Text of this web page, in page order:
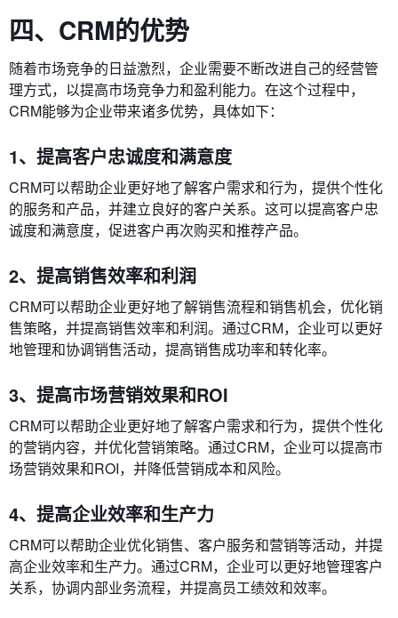
四、CRM的优势
随着市场竞争的日益激烈，企业需要不断改进自己的经营管
理方式，以提高市场竞争力和盈利能力。在这个过程中，
CRM能够为企业带来诸多优势，具体如下：
1、提高客户忠诚度和满意度
CRM可以帮助企业更好地了解客户需求和行为，提供个性化
的服务和产品，并建立良好的客户关系。这可以提高客户忠
诚度和满意度，促进客户再次购买和推荐产品。
2、提高销售效率和利润
CRM可以帮助企业更好地了解销售流程和销售机会，优化销
售策略，并提高销售效率和利润。通过CRM，企业可以更好
地管理和协调销售活动，提高销售成功率和转化率。
3、提高市场营销效果和ROI
CRM可以帮助企业更好地了解客户需求和行为，提供个性化
的营销内容，并优化营销策略。通过CRM，企业可以提高市
场营销效果和ROI，并降低营销成本和风险。
4、提高企业效率和生产力
CRM可以帮助企业优化销售、客户服务和营销等活动，并提
高企业效率和生产力。通过CRM，企业可以更好地管理客户
关系，协调内部业务流程，并提高员工绩效和效率。